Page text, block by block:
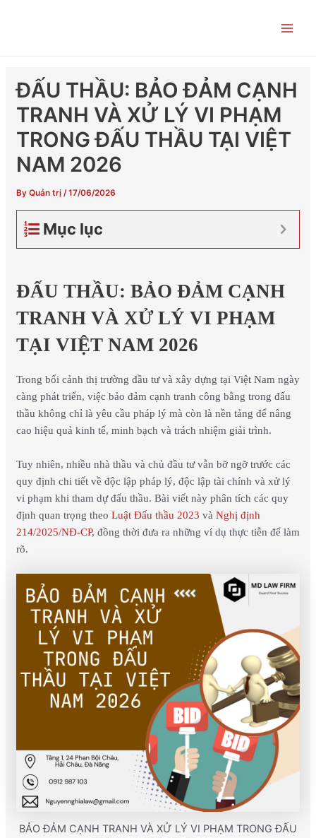
ĐẤU THẦU: BẢO ĐẢM CẠNH
TRANH VÀ XỬ LÝ VI PHẠM
TRONG ĐẤU THẦU TẠI VIỆT
NAM 2026
By Quản trị /17/06/2026
Mục lục
ĐẤU THẦU: BẢO ĐẢM CẠNH
TRANH VÀ XỬ LÝ VI PHẠM
TẠI VIỆT NAM 2026
Trong bối cảnh thị trường đầu tư và xây dựng tại Việt Nam ngày
càng phát triển, việc bảo đảm cạnh tranh công bằng trong đấu
thầu không chỉ là yêu cầu pháp lý mà còn là nền tảng để nâng
cao hiệu quả kinh tế, minh bạch và trách nhiệm giải trình.
Tuy nhiên, nhiều nhà thầu và chủ đầu tư vẫn bỡ ngỡ trước các
quy định chi tiết về độc lập pháp lý, độc lập tài chính và xử lý
vi phạm khi tham dự đấu thầu. Bài viết này phân tích các quy
định quan trọng theo Luật Đấu thầu 2023 và Nghị định
214/2025/NĐ-CP, đồng thời đưa ra những ví dụ thực tiễn để làm
rõ.
BẢO ĐẢM CẠNH TRANH VÀ XỬ LÝ VI PHẠM TRONG ĐẤU